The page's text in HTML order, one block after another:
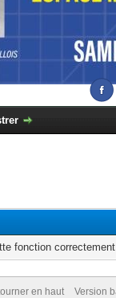
fonction
en haut Version